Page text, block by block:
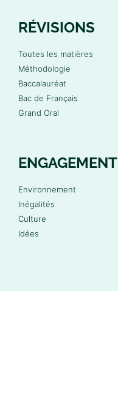
RÉVISIONS
Toutes les matières
Méthodologie
Baccalauréat
Bac de Français
Grand Oral
ENGAGEMENT
Environnement
Inégalités
Culture
Idées